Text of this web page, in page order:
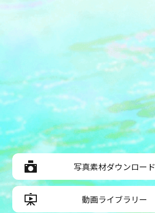
写真素材ダウンロード
動画ライブラリー